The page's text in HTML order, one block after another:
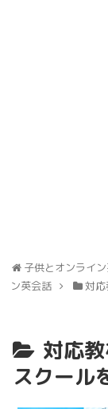
子供とオンライ
ン英会話
対
対応
スクール